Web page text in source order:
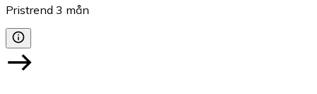
Pristrend 3 mån